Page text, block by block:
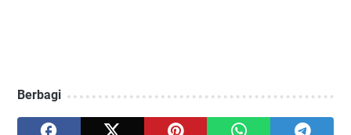
Berbagi